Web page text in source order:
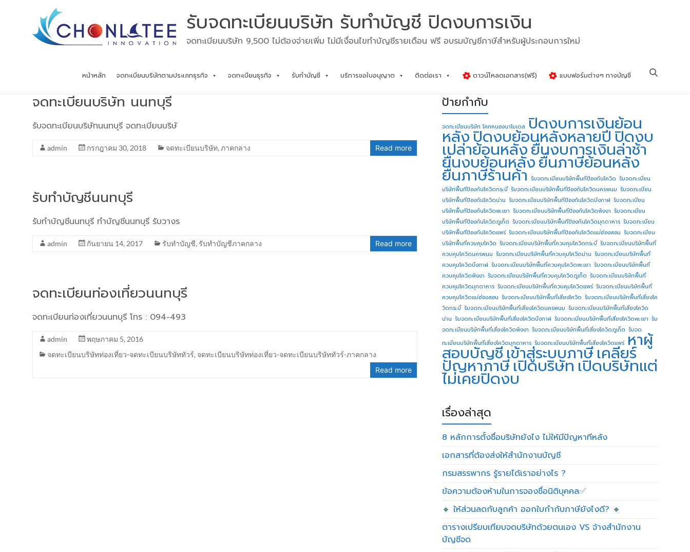
รับจดทะเบียนบริษัท รับทำบัญชี ปิดงบการเงิน
จดทะเบียนบริษัท 9,500 ไม่ต้องจ่ายเพิ่ม ไม่มีเงื่อนไขทำบัญชีรายเดือน ฟรี อบรมบัญชีภาษีสำหรับผู้ประกอบการใหม่
หน้าหลัก จดทะเบียนบริษัทตามประเภทธุรกิจ จดทะเบียนธุรกิจ รับทำบัญชี บริการขอใบอนุญาต ติดต่อเรา ดาวน์โหลดเอกสาร(ฟรี) แบบฟอร์มต่างๆ ทางบัญชี
จดทะเบียนบริษัท นนทบุรี
รับจดทะเบียนบริษัทนนทบุรี จดทะเบียนบริษั
admin กรกฎาคม 30, 2018 จดทะเบียนบริษัท, ภาคกลาง Read more
รับทำบัญชีนนทบุรี
รับทำบัญชีนนทบุรี ทำบัญชีนนทบุรี รับวางร
admin กันยายน 14, 2017 รับทำบัญชี, รับทำบัญชีภาคกลาง Read more
จดทะเบียนท่องเที่ยวนนทบุรี
จดทะเบียนท่องเที่ยวนนทบุรี โทร : 094-493
admin
พฤษภาคม 5, 2016
จดทะเบียนบริษัทท่องเที่ยว-จดทะเบียนบริษัททัวร์, จดทะเบียนบริษัทท่องเที่ยว-จดทะเบียนบริษัททัวร์-ภาคกลาง
Read more
ป้ายกำกับ
จดทะเบียนบริษัท โคกหนองนาโมเดล ปิดงบการเงินย้อน
หลังปิดงบย้อนหลังหลายปี ปิดงบ
เปล่าย้อนหลังยื่นงบการเงินล่าช้า
ยื่นงบย้อนหลังยื่นภาษีย้อนหลัง
ยื่นภาษีร้านค้า รับจดทะเบียนบริษัทพื้นทีป้องกันโควิด รับจดทะเบียน
บริษัทพื้นทีป้องกันโควิดกระบี่ รับจดทะเบียนบริษัทพื้นทีป้องกันโควิดนครพนม รับจดทะเบียน
บริษัทพื้นทีป้องกันโควิดน่าน รับจดทะเบียนบริษัทพื้นทีป้องกันโควิดบึงกาฬ รับจดทะเบียน
บริษัทพื้นทีป้องกันโควิดพะเยา รับจดทะเบียนบริษัทพื้นทีป้องกันโควิดพังงา รับจดทะเบียน
บริษัทพื้นทีป้องกันโควิดภูเก็ต รับจดทะเบียนบริษัทพื้นทีป้องกันโควิดมุกดาหาร รับจดทะเบียน
บริษัทพื้นทีป้องกันโควิดแพร่ รับจดทะเบียนบริษัทพื้นทีป้องกันโควิดแม่ฮ่องสอน รับจดทะเบียน
บริษัทพื้นที่ควบคุมโควิด รับจดทะเบียนบริษัทพื้นที่ควบคุมโควิดกระบี่ รับจดทะเบียนบริษัทพื้นที่
ควบคุมโควิดนครพนม รับจดทะเบียนบริษัทพื้นที่ควบคุมโควิดน่าน รับจดทะเบียนบริษัทพื้นที่
ควบคุมโควิดบึงกาฬ รับจดทะเบียนบริษัทพื้นที่ควบคุมโควิดพะเยา รับจดทะเบียนบริษัทพื้นที่
ควบคุมโควิดพังงา รับจดทะเบียนบริษัทพื้นที่ควบคุมโควิดภูเก็ต รับจดทะเบียนบริษัทพื้นที่
ควบคุมโควิดมุกดาหาร รับจดทะเบียนบริษัทพื้นที่ควบคุมโควิดแพร่ รับจดทะเบียนบริษัทพื้นที่
ควบคุมโควิดแม่ฮ่องสอน รับจดทะเบียนบริษัทพื้นที่เสี่ยงโควิด รับจดทะเบียนบริษัทพื้นที่เสี่ยงโค
วิดกระบี่ รับจดทะเบียนบริษัทพื้นที่เสี่ยงโควิดนครพนม รับจดทะเบียนบริษัทพื้นที่เสี่ยงโควิด
น่าน รับจดทะเบียนบริษัทพื้นที่เสี่ยงโควิดบึงกาฬ รับจดทะเบียนบริษัทพื้นที่เสี่ยงโควิดพะเยา รับ
จดทะเบียนบริษัทพื้นที่เสี่ยงโควิดพังงา รับจดทะเบียนบริษัทพื้นที่เสี่ยงโควิดภูเก็ต รับจด
ทะเบียนบริษัทพื้นที่เสี่ยงโควิดมุกดาหาร รับจดทะเบียนบริษัทพื้นที่เสี่ยงโควิดแพร่ หาผู้
สอบบัญชี เข้าสู่ระบบภาษี เคลียร์
ปัญหาภาษีเปิดบริษัทเปิดบริษัทแต่
ไม่เคยปิดงบ
เรื่องล่าสุด
8 หลักการตั้งชื่อบริษัทยังไง ไม่ให้มีปัญหาทีหลัง
เอกสารที่ต้องส่งให้สำนักงานบัญชี
กรมสรรพากร รู้รายได้เราอย่างไร ?
ข้อความต้องห้ามในการจองชื่อนิติบุคคล✅
🔸 ให้ส่วนลดกับลูกค้า ออกใบกำกับภาษียังไงดี? 🔸
ตารางเปรียบเทียบจดบริษัทด้วยตนเอง VS จ้างสำนักงาน
บัญชีจด